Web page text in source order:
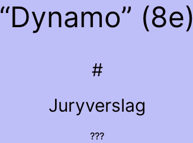
“Dynamo” (8e)
#
Juryverslag
???